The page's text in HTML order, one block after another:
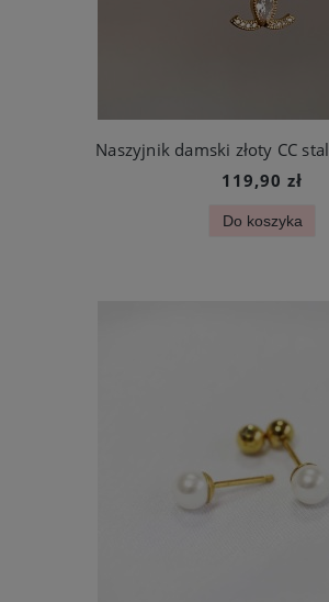
Naszyjnik damski złoty CC
119,90 zł
Do koszyka